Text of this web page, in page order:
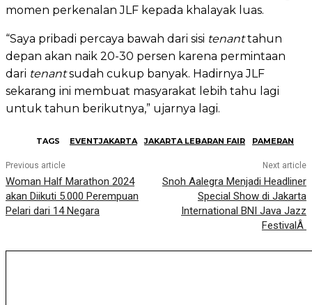
momen perkenalan JLF kepada khalayak luas.
“Saya pribadi percaya bawah dari sisi tenanttahun
depan akan naik 20-30 persen karena permintaan
dari tenantsudah cukup banyak. Hadirnya JLF
sekarang ini membuat masyarakat lebih tahu lagi
untuk tahun berikutnya,” ujarnya lagi.
TAGS EVENTJAKARTA JAKARTA LEBARAN FAIR PAMERAN
Previous article
Woman Half Marathon 2024
akan Diikuti 5.000 Perempuan
Pelari dari 14 Negara
Next article
Snoh Aalegra Menjadi Headliner
Special Show di Jakarta
International BNI Java Jazz
FestivalÂ